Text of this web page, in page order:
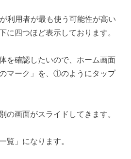
利用者が最も使う可能性が高い
に四つほど表示しております。
を確認したいので、ホーム画面
マーク」を、①のようにタップ
の画面がスライドしてきます。
覧」になります。